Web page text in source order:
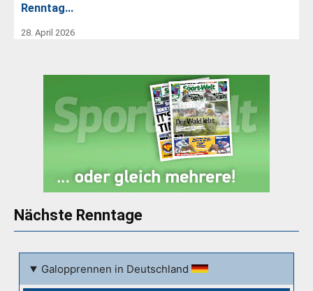
Renntag…
28. April 2026
Nächste Renntage
Galopprennen in Deutschland